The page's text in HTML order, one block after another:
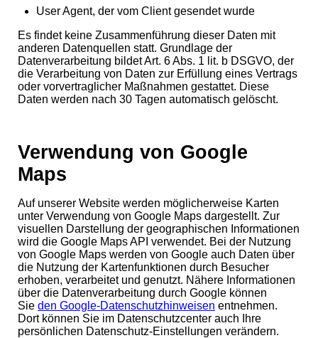
User Agent, der vom Client gesendet wurde
Es findet keine Zusammenführung dieser Daten mit
anderen Datenquellen statt. Grundlage der
Datenverarbeitung bildet Art. 6 Abs. 1 lit. b DSGVO, der
die Verarbeitung von Daten zur Erfüllung eines Vertrags
oder vorvertraglicher Maßnahmen gestattet. Diese
Daten werden nach 30 Tagen automatisch gelöscht.
Verwendung von Google
Maps
Auf unserer Website werden möglicherweise Karten
unter Verwendung von Google Maps dargestellt. Zur
visuellen Darstellung der geographischen Informationen
wird die Google Maps API verwendet. Bei der Nutzung
von Google Maps werden von Google auch Daten über
die Nutzung der Kartenfunktionen durch Besucher
erhoben, verarbeitet und genutzt. Nähere Informationen
über die Datenverarbeitung durch Google können
Sie den Google-Datenschutzhinweisen entnehmen.
Dort können Sie im Datenschutzcenter auch Ihre
persönlichen Datenschutz-Einstellungen verändern.